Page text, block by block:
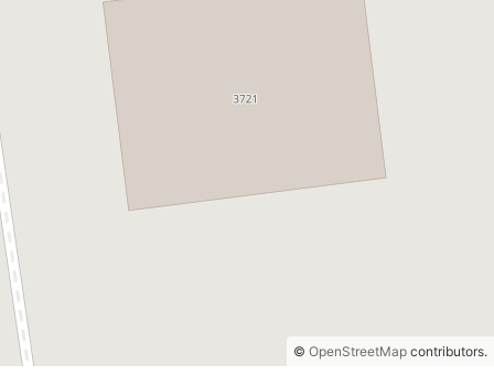
© OpenStreetMap contributors.